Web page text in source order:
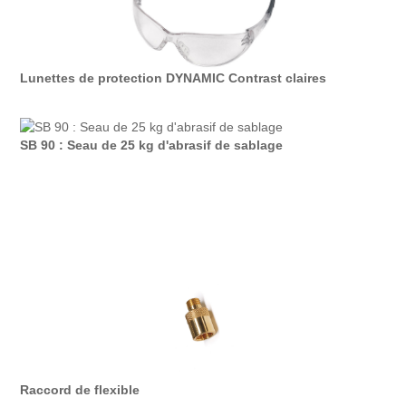
Lunettes de protection DYNAMIC Contrast claires
SB 90 : Seau de 25 kg d'abrasif de sablage
Raccord de flexible